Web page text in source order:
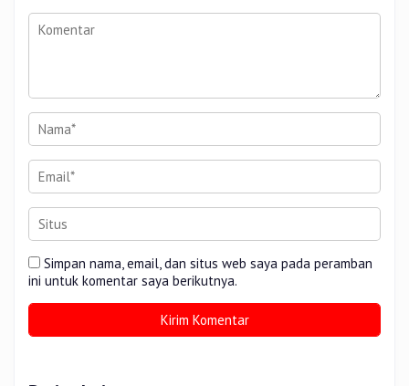
Simpan nama, email, dan situs web saya pada peramban
ini untuk komentar saya berikutnya.